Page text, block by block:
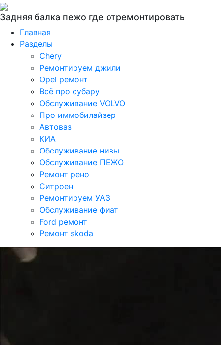
Задняя балка пежо где отремонтировать
Главная
Разделы
Chery
Ремонтируем джили
Opel ремонт
Всё про субару
Обслуживание VOLVO
Про иммобилайзер
Автоваз
КИА
Обслуживание нивы
Обслуживание ПЕЖО
Ремонт рено
Ситроен
Ремонтируем УАЗ
Обслуживание фиат
Ford ремонт
Ремонт skoda